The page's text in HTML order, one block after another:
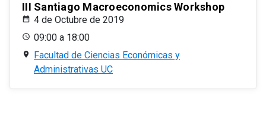
III Santiago Macroeconomics Workshop
4 de Octubre de 2019
09:00 a 18:00
Facultad de Ciencias Económicas y
Administrativas UC